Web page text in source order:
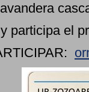
y participa el